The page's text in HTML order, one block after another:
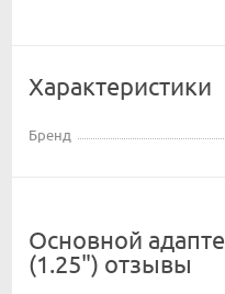
Характеристики
Бренд
Основной
(1.25") отзывы